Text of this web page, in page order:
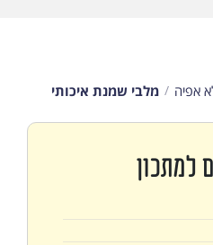
אפיה מלבי שמנת איכותי
למתכון